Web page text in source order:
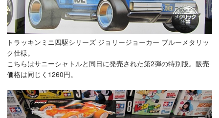
トラッキンミニ四駆シリーズ ジョリージョーカー ブルーメタリッ
ク仕様。
こちらはサニーシャトルと同日に発売された第2弾の特別版。販売
価格は同じく1260円。